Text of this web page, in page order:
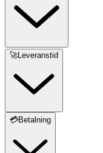
🚀Leveranstid
💳Betalning